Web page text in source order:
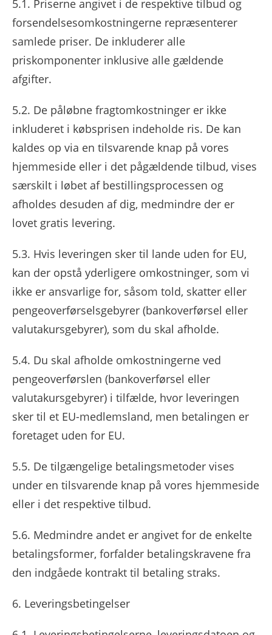
5.1. Priserne angivet i de respektive tilbud og
forsendelsesomkostningerne repræsenterer
samlede priser. De inkluderer alle
priskomponenter inklusive alle gældende
afgifter.
5.2. De påløbne fragtomkostninger er ikke
inkluderet i købsprisen indeholde ris. De kan
kaldes op via en tilsvarende knap på vores
hjemmeside eller i det pågældende tilbud, vises
særskilt i løbet af bestillingsprocessen og
afholdes desuden af ​​dig, medmindre der er
lovet gratis levering.
5.3. Hvis leveringen sker til lande uden for EU,
kan der opstå yderligere omkostninger, som vi
ikke er ansvarlige for, såsom told, skatter eller
pengeoverførselsgebyrer (bankoverførsel eller
valutakursgebyrer), som du skal afholde.
5.4. Du skal afholde omkostningerne ved
pengeoverførslen (bankoverførsel eller
valutakursgebyrer) i tilfælde, hvor leveringen
sker til et EU-medlemsland, men betalingen er
foretaget uden for EU.
5.5. De tilgængelige betalingsmetoder vises
under en tilsvarende knap på vores hjemmeside
eller i det respektive tilbud.
5.6. Medmindre andet er angivet for de enkelte
betalingsformer, forfalder betalingskravene fra
den indgåede kontrakt til betaling straks.
6. Leveringsbetingelser